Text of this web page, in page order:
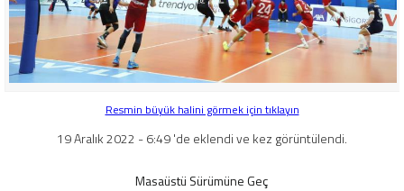
Resmin büyük halini görmek için tıklayın
19 Aralık 2022 - 6:49 'de eklendi ve kez görüntülendi.
Masaüstü Sürümüne Geç